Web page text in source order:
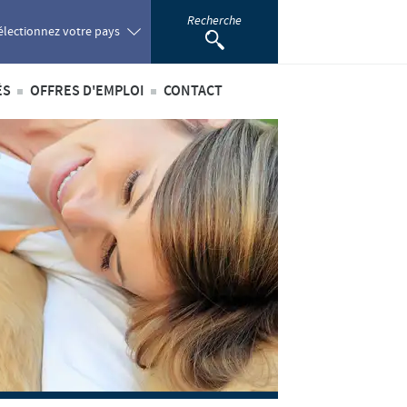
votre pays
Romania
South Africa
Recherche
internationales
au sein du Benelux
OFFRES D'EMPLOI
Offres d'emploi internationales
Offres d'emploi au sein du Benelux
CONTACT